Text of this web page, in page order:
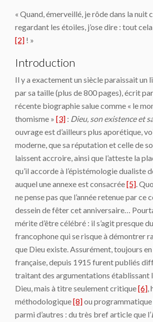
« Quand, émerveillé, je rôde dans la nuit
regardant les étoiles, j’ose dire : tout
[2] ! »
Introduction
Il y a exactement un siècle paraissait un
par sa taille (plus de 800 pages), écrit
récente biographie salue comme « le
thomisme » [3] : Dieu, son existence et
ouvrage est d’ailleurs plus aporétique,
moderne, que sa réputation et celle de
laissent accroire, ainsi que l’atteste la
qu’il accorde à l’épistémologie dualiste
auquel une annexe est consacrée[5].
ne pense pas que l’année retenue par ce
dessein de fêter cet anniversaire…
mérite d’être célébré : il s’agit presque
francophone qui se risque à démontrer
que Dieu existe. Assurément, toujours
française, depuis 1915 furent publiés
traitant des argumentations établissant
Dieu, mais à titre seulement critique[6],
méthodologique[8]ou programmatique
parmi d’autres : du très bref article que l’